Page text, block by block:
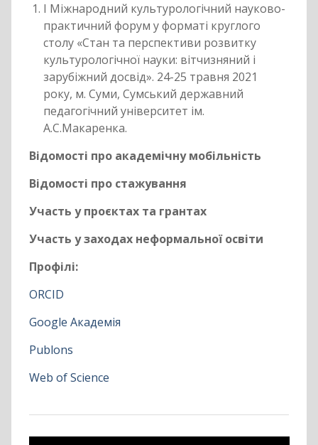
І Міжнародний культурологічний науково-
практичний форум у форматі круглого
столу «Стан та перспективи розвитку
культурологічної науки: вітчизняний і
зарубіжний досвід». 24-25 травня 2021
року, м. Суми, Сумський державний
педагогічний університет ім.
А.С.Макаренка.
Відомості про академічну мобільність
Відомості про стажування
Участь у проєктах та грантах
Участь у заходах неформальної освіти
Профілі:
ORCID
Google Академія
Publons
Web of Science